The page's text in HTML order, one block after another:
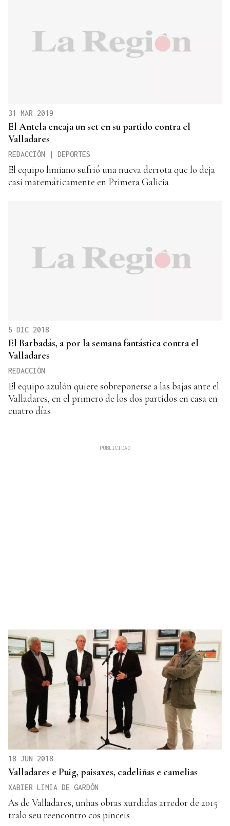
31 MAR 2019
El Antela encaja un set en su partido contra el
Valladares
REDACCIÓN | DEPORTES
El equipo limiano sufrió una nueva derrota que lo deja
casi matemáticamente en Primera Galicia
5 DIC 2018
El Barbadás, a por la semana fantástica contra el
Valladares
REDACCIÓN
El equipo azulón quiere sobreponerse a las bajas ante el
Valladares, en el primero de los dos partidos en casa en
cuatro días
18 JUN 2018
Valladares e Puig, paisaxes, cadeliñas e camelias
XABIER LIMIA DE GARDÓN
As de Valladares, unhas obras xurdidas arredor de 2015
tralo seu reencontro cos pinceis